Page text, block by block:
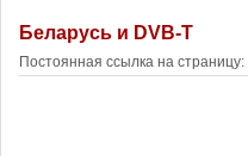
Беларусь и DVB-T
Постоянная ссылка на страницу: